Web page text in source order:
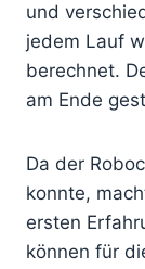
und
jedem Lauf
berechnet.
am Ende
Da der
konnte,
ersten
können für